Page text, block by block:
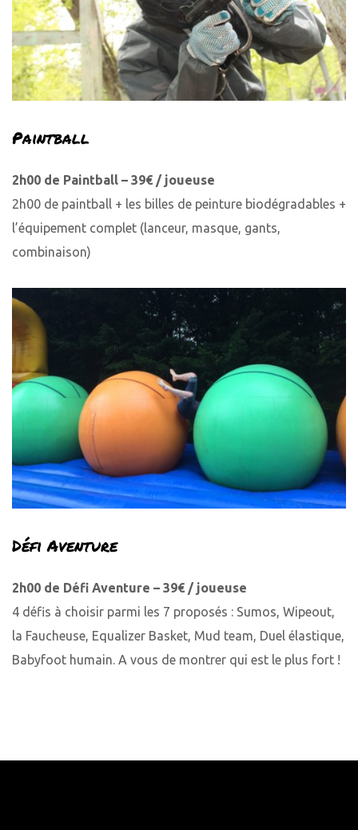
Paintball
2h00 de Paintball – 39€ / joueuse
2h00 de paintball + les billes de peinture biodégradables +
l’équipement complet (lanceur, masque, gants,
combinaison)
Défi Aventure
2h00 de Défi Aventure – 39€ / joueuse
4 défis à choisir parmi les 7 proposés : Sumos, Wipeout,
la Faucheuse, Equalizer Basket, Mud team, Duel élastique,
Babyfoot humain. A vous de montrer qui est le plus fort !